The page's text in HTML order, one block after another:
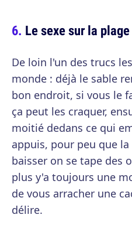
Le sexe sur la plage
De loin l'un des trucs
monde : déjà le sable
bon endroit, si vous le
ça peut les craquer,
moitié dedans ce qui
appuis, pour peu que
baisser on se tape des
plus y'a toujours une
de vous arracher une
délire.